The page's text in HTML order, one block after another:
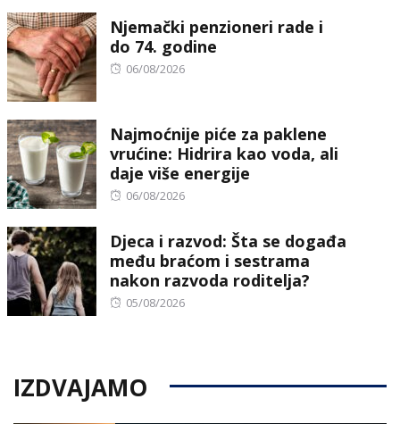
Njemački penzioneri rade i
do 74. godine
Posted
06/08/2026
Najmoćnije piće za paklene
vrućine: Hidrira kao voda, ali
daje više energije
Posted
06/08/2026
Djeca i razvod: Šta se događa
među braćom i sestrama
nakon razvoda roditelja?
Posted
05/08/2026
IZDVAJAMO